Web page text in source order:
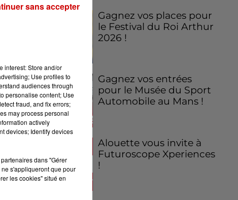
Gagnez vos places pour
le Festival du Roi Arthur
2026 !
Gagnez vos entrées
pour le Musée du Sport
Automobile au Mans !
Alouette vous invite à
Futuroscope Xperiences
!
interest: Store and/or
Use profiles to
audiences through
personalise content; Use
fraud, and fix errors;
may process personal
actively
devices; Identify devices
dans "Gérer
s'appliqueront que pour
les cookies" situé en
sans accepter